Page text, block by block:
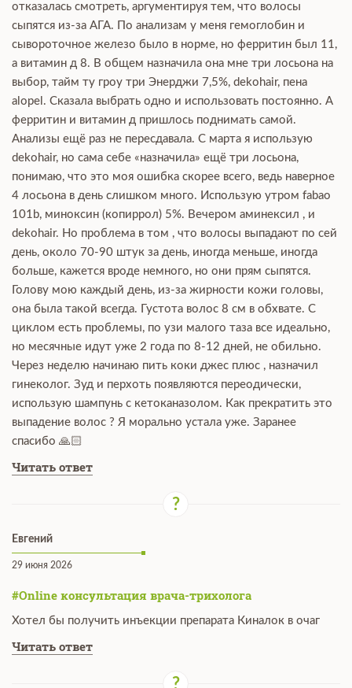
отказалась смотреть, аргументируя тем, что волосы
сыпятся из-за АГА. По анализам у меня гемоглобин и
сывороточное железо было в норме, но ферритин был 11,
а витамин д 8. В общем назначила она мне три лосьона на
выбор, тайм ту гроу три Энерджи 7,5%, dekohair, пена
alopel. Сказала выбрать одно и использовать постоянно. А
ферритин и витамин д пришлось поднимать самой.
Анализы ещё раз не пересдавала. С марта я использую
dekohair, но сама себе «назначила» ещё три лосьона,
понимаю, что это моя ошибка скорее всего, ведь наверное
4 лосьона в день слишком много. Использую утром fabao
101b, миноксин (копиррол) 5%. Вечером аминексил , и
dekohair. Но проблема в том , что волосы выпадают по сей
день, около 70-90 штук за день, иногда меньше, иногда
больше, кажется вроде немного, но они прям сыпятся.
Голову мою каждый день, из-за жирности кожи головы,
она была такой всегда. Густота волос 8 см в обхвате. С
циклом есть проблемы, по узи малого таза все идеально,
но месячные идут уже 2 года по 8-12 дней, не обильно.
Через неделю начинаю пить коки джес плюс , назначил
гинеколог. Зуд и перхоть появляются переодически,
использую шампунь с кетоканазолом. Как прекратить это
выпадение волос ? Я морально устала уже. Заранее
спасибо 🙏🏻
Читать ответ
Евгений
29 июня 2026
#Online консультация врача-трихолога
Хотел бы получить инъекции препарата Киналок в очаг
Читать ответ